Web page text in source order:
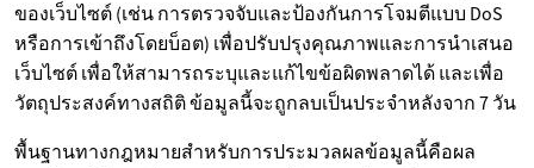
ของเว็บไซต์ (เช่น การตรวจจับและป้องกันการโจมตีแบบ DoS
หรือการเข้าถึงโดยบ็อต) เพื่อปรับปรุงคุณภาพและการนำเสนอ
เว็บไซต์ เพื่อให้สามารถระบุและแก้ไขข้อผิดพลาดได้ และเพื่อ
วัตถุประสงค์ทางสถิติ ข้อมูลนี้จะถูกลบเป็นประจำหลังจาก 7 วัน
พื้นฐานทางกฎหมายสำหรับการประมวลผลข้อมูลนี้คือผล